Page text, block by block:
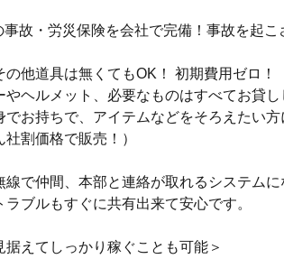
事故・労災保険を会社で完備！事故を起こ
の他道具は無くてもOK！ 初期費用ゼロ！
やヘルメット、必要なものはすべてお貸し
でお持ちで、アイテムなどをそろえたい
社割価格で販売！）
線で仲間、本部と連絡が取れるシステムに
ラブルもすぐに共有出来て安心です。
据えてしっかり稼ぐことも可能＞